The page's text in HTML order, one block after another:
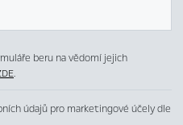
beru na vědomí jejich
.
údajů pro marketingové účely dle